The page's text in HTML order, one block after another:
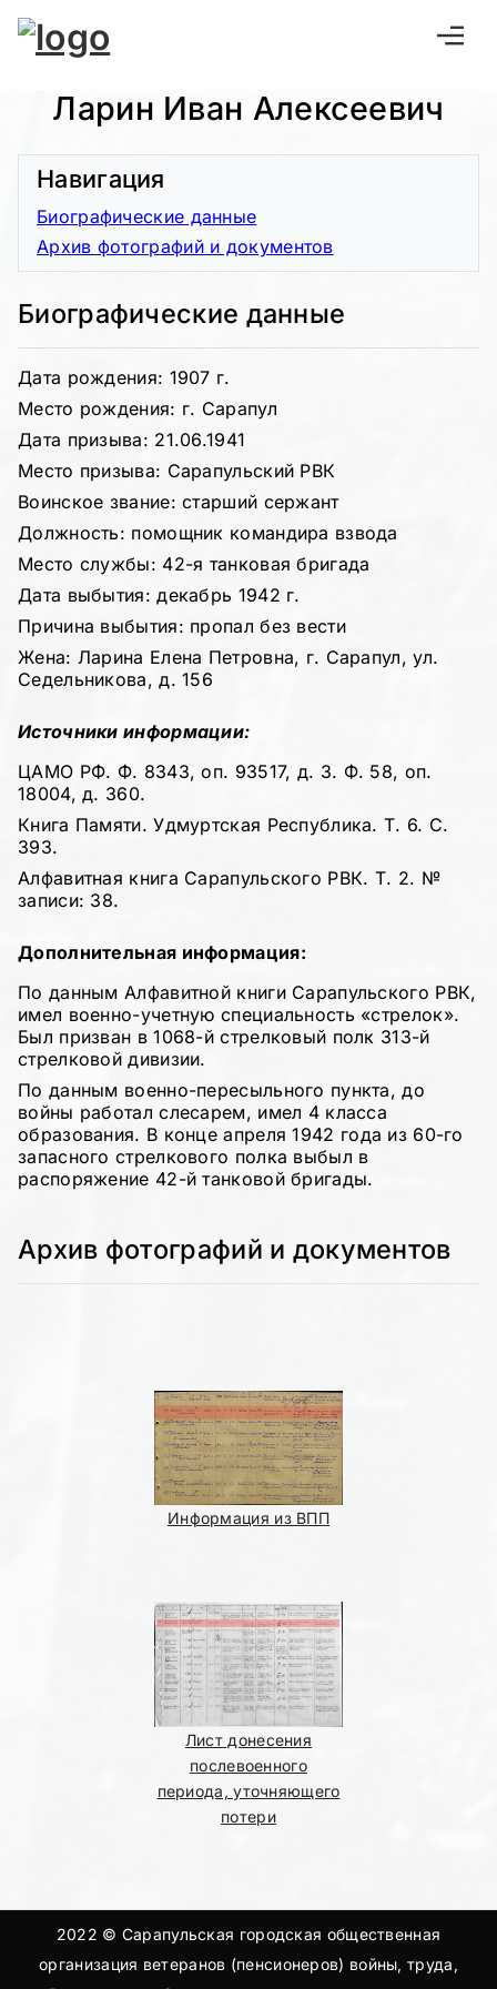
Ларин Иван Алексеевич
Биографические данные
Дата рождения: 1907 г.
Место рождения: г. Сарапул
Дата призыва: 21.06.1941
Место призыва: Сарапульский РВК
Воинское звание: старший сержант
Должность: помощник командира взвода
Место службы: 42-я танковая бригада
Дата выбытия: декабрь 1942 г.
Причина выбытия: пропал без вести
Жена: Ларина Елена Петровна, г. Сарапул, ул.
Седельникова, д. 156
Источники информации:
ЦАМО РФ. Ф. 8343, оп. 93517, д. 3. Ф. 58, оп.
18004, д. 360.
Книга Памяти. Удмуртская Республика. Т. 6. С.
393.
Алфавитная книга Сарапульского РВК. Т. 2. №
записи: 38.
Дополнительная информация:
По данным Алфавитной книги Сарапульского РВК,
имел военно-учетную специальность «стрелок».
Был призван в 1068-й стрелковый полк 313-й
стрелковой дивизии.
По данным военно-пересыльного пункта, до
войны работал слесарем, имел 4 класса
образования. В конце апреля 1942 года из 60-го
запасного стрелкового полка выбыл в
распоряжение 42-й танковой бригады.
Навигация
Биографические данные
Архив фотографий и документов
Архив фотографий и документов
Информация из ВПП
Лист донесения
послевоенного
периода, уточняющего
потери
2022 © Сарапульская городская общественная
организация ветеранов (пенсионеров) войны, труда,